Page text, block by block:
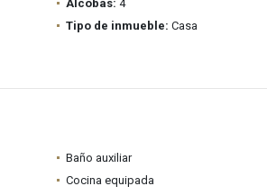
Alcobas: 4
Tipo de inmueble: Casa
Baño auxiliar
Cocina equipada